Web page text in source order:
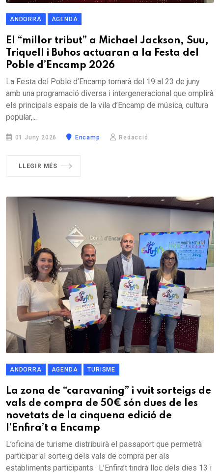
ANDORRA AGENDA
El “millor tribut” a Michael Jackson, Suu,
Triquell i Buhos actuaran a la Festa del
Poble d’Encamp 2026
La Festa del Poble d’Encamp tornarà del 19 al 23 de juny
amb una programació diversa i intergeneracional que omplirà
els principals espais de la vila d’Encamp de música, cultura
popular,...
01 Juny 2026 Encamp Redacció
LLEGIR MÉS
ANDORRA AGENDA TURISME
La zona de “caravaning” i vuit sorteigs de
vals de compra de 50€ són dues de les
novetats de la cinquena edició de
l’Enfira’t a Encamp
L’oficina de turisme distribuirà el passaport que permetrà
participar al sorteig dels vals de compra per als
establiments participants · L’Enfira’t tindrà lloc dels dies 13 i